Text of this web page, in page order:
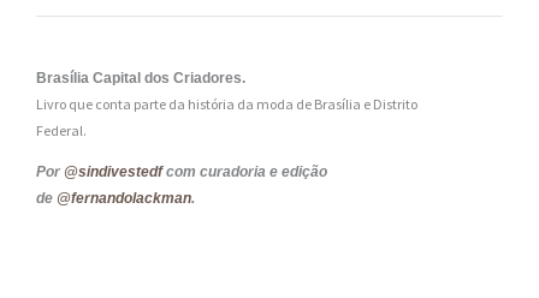
Brasília Capital dos Criadores.
Livro que conta parte da história da moda de Brasília e Distrito
Federal.
Por @sindivestedfcom curadoria e edição
de @fernandolackman.